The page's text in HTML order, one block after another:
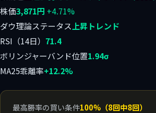
株価3,871円 +4.71%
ダウ理論ステータス上昇トレンド
RSI（14日） 71.4
ボリンジャーバンド位置1.94σ
MA25乖離率+12.2%
最高勝率の買い条件100%（8回中8回）